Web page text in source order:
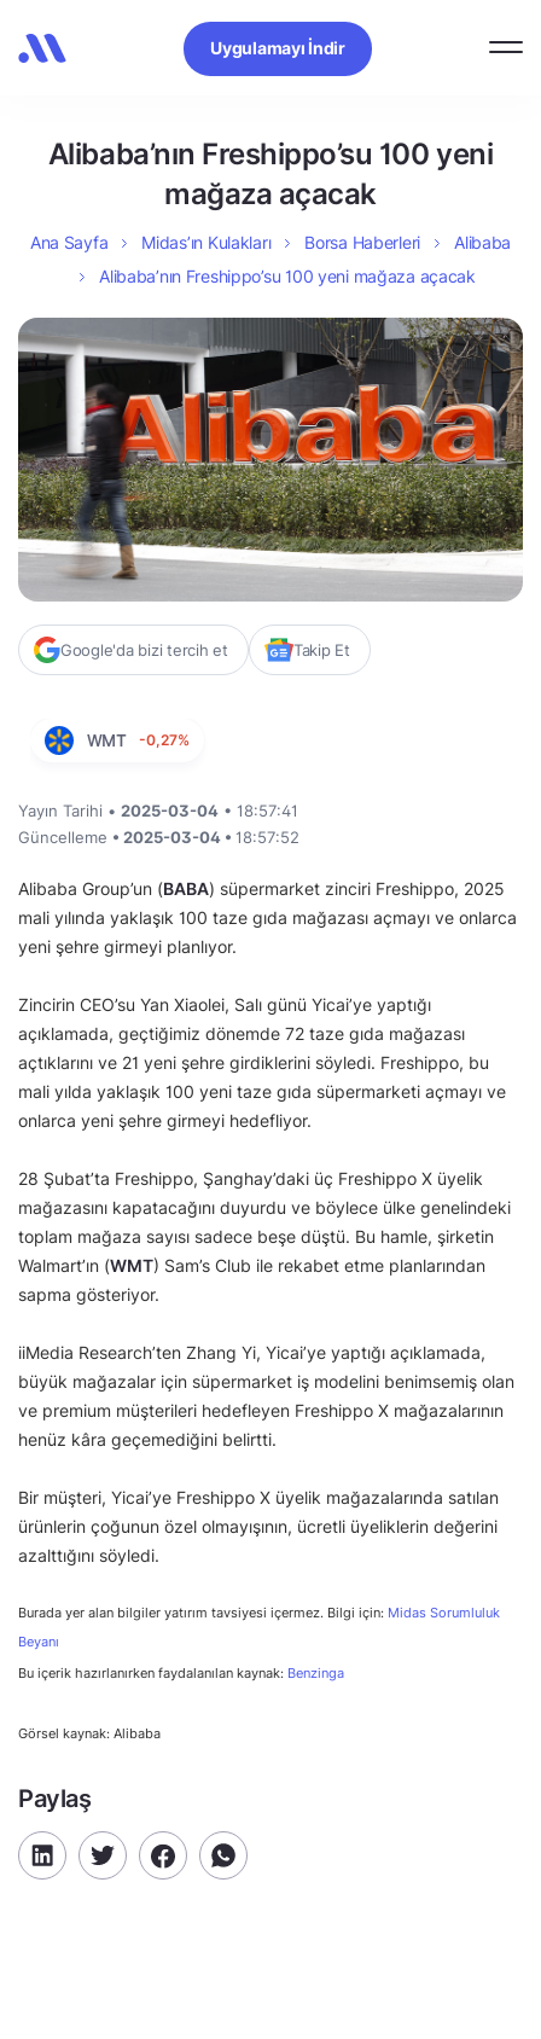
Uygulamayı İndir
Alibaba’nın Freshippo’su 100 yeni
mağaza açacak
Ana Sayfa Midas’ın Kulakları Borsa Haberleri
Alibaba
Alibaba’nın Freshippo’su 100 yeni mağaza açacak
Google'da bizi tercih et Takip Et
WMT -0,27%
Yayın Tarihi • 2025-03-04 • 18:57:41
Güncelleme • 2025-03-04 • 18:57:52
Alibaba Group’un (BABA) süpermarket zinciri Freshippo, 2025
mali yılında yaklaşık 100 taze gıda mağazası açmayı ve onlarca
yeni şehre girmeyi planlıyor.
Zincirin CEO’su Yan Xiaolei, Salı günü Yicai’ye yaptığı
açıklamada, geçtiğimiz dönemde 72 taze gıda mağazası
açtıklarını ve 21 yeni şehre girdiklerini söyledi. Freshippo, bu
mali yılda yaklaşık 100 yeni taze gıda süpermarketi açmayı ve
onlarca yeni şehre girmeyi hedefliyor.
28 Şubat’ta Freshippo, Şanghay’daki üç Freshippo X üyelik
mağazasını kapatacağını duyurdu ve böylece ülke genelindeki
toplam mağaza sayısı sadece beşe düştü. Bu hamle, şirketin
Walmart’ın (WMT) Sam’s Club ile rekabet etme planlarından
sapma gösteriyor.
iiMedia Research’ten Zhang Yi, Yicai’ye yaptığı açıklamada,
büyük mağazalar için süpermarket iş modelini benimsemiş olan
ve premium müşterileri hedefleyen Freshippo X mağazalarının
henüz kâra geçemediğini belirtti.
Bir müşteri, Yicai’ye Freshippo X üyelik mağazalarında satılan
ürünlerin çoğunun özel olmayışının, ücretli üyeliklerin değerini
azalttığını söyledi.
Burada yer alan bilgiler yatırım tavsiyesi içermez. Bilgi için: Midas Sorumluluk
Beyanı
Bu içerik hazırlanırken faydalanılan kaynak: Benzinga
Görsel kaynak: Alibaba
Paylaş